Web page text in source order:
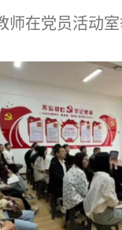
师在党员活动